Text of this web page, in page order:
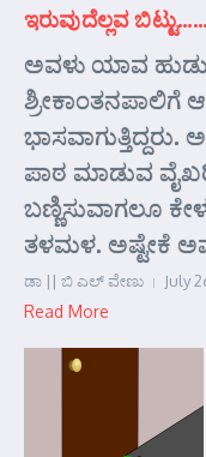
ಇರುವುದೆಲ್ಲವ
ಅವಳು ಯಾವ
ಭಾಸವಾಗುತ್ತಿದ್ದರು.
ಪಾಠ ಮಾಡುವ ವೈಖರಿ
ಬಣ್ಣಿಸುವಾಗಲೂ
ತಳಮಳ. ಅಷ್ಟೇಕೆ
ಡಾ || ಬಿ ಎಲ್ ವೇಣು July
Read More